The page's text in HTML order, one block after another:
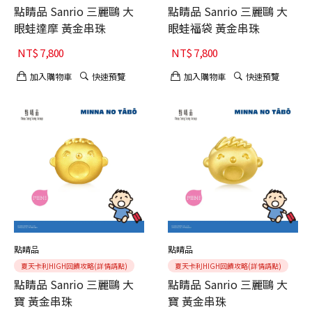
點睛品 Sanrio 三麗鷗 大
眼蛙達摩 黃金串珠
NT$7,800
加入購物車 快速預覽
點睛品 Sanrio 三麗鷗 大
眼蛙福袋 黃金串珠
NT$7,800
加入購物車 快速預覽
點睛品
夏天卡利HIGH回饋攻略(詳情請點)
點睛品 Sanrio 三麗鷗 大
寶 黃金串珠
點睛品
夏天卡利HIGH回饋攻略(詳情請點)
點睛品 Sanrio 三麗鷗 大
寶 黃金串珠